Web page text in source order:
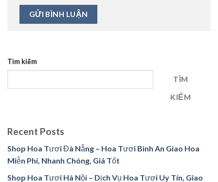
Tìm kiếm
TÌM
KIẾM
Recent Posts
Shop Hoa Tươi Đà Nẵng – Hoa Tươi Bình An Giao Hoa
Miễn Phí, Nhanh Chóng, Giá Tốt
Shop Hoa Tươi Hà Nội – Dịch Vụ Hoa Tươi Uy Tín, Giao